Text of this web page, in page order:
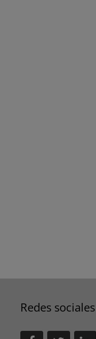
Redes sociales